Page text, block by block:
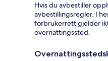
Hvis du avbestiller
avbestillingsregler. I
forbrukerrett gjelder
overnattingssted.